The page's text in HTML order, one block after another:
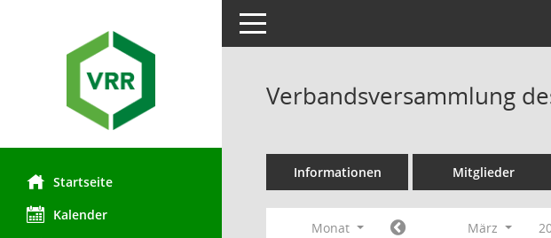
Startseite
Kalender
Toggle navigation
Verbandsversammlung
Informationen Mitglieder
Monat März